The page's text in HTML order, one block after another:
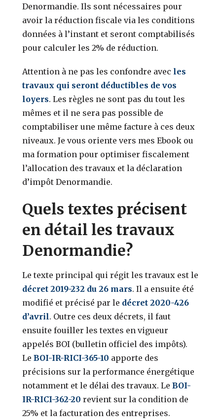
Denormandie. Ils sont nécessaires pour
avoir la réduction fiscale via les conditions
données à l’instant et seront comptabilisés
pour calculer les 2% de réduction.
Attention à ne pas les confondre avec les
travaux qui seront déductibles de vos
loyers. Les règles ne sont pas du tout les
mêmes et il ne sera pas possible de
comptabiliser une même facture à ces deux
niveaux. Je vous oriente vers mes Ebook ou
ma formation pour optimiser fiscalement
l’allocation des travaux et la déclaration
d’impôt Denormandie.
Quels textes précisent
en détail les travaux
Denormandie?
Le texte principal qui régit les travaux est le
décret 2019-232 du 26 mars. Il a ensuite été
modifié et précisé par le décret 2020-426
d’avril. Outre ces deux décrets, il faut
ensuite fouiller les textes en vigueur
appelés BOI (bulletin officiel des impôts).
LeBOI-IR-RICI-365-10 apporte des
précisions sur la performance énergétique
notamment et le délai des travaux. LeBOI-
IR-RICI-362-20 revient sur la condition de
25% et la facturation des entreprises.